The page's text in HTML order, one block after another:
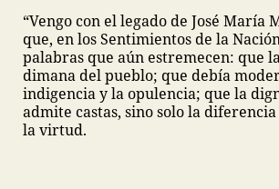
“Vengo con el legado de José María
que, en los Sentimientos de la
palabras que aún estremecen: que
dimana del pueblo; que debía
indigencia y la opulencia; que la
admite castas, sino solo la
la virtud.